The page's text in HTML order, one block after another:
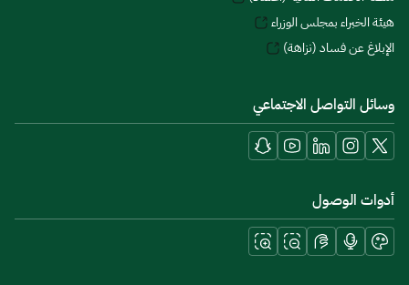
هيئة الخبراء بمجلس الوزراء
الإبلاغ عن فساد (نزاهة)
وسائل التواصل الاجتماعي
أدوات الوصول